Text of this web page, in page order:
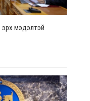
эрх мэдэлтэй